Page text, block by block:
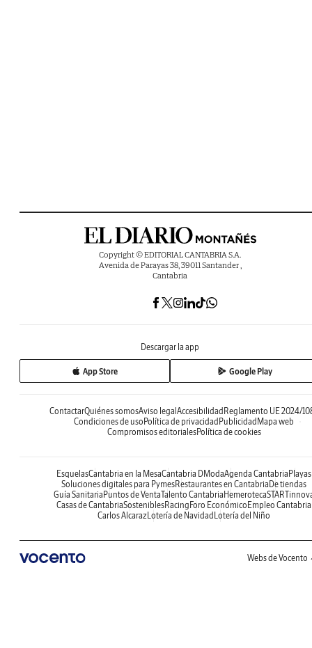
Copyright © EDITORIAL CANTABRIA S.A.
Avenida de Parayas 38, 39011 Santander ,
Cantabria
Descargar la app
App Store Google Play
ContactarQuiénes somosAviso legal Accesibilidad Reglamento UE 2024/
Condiciones de uso Política de privacidad Publicidad Mapa web
Compromisos editorialesPolítica de cookies
EsquelasCantabria en la MesaCantabria DModaAgenda Cantabria Playas
Soluciones digitales para PymesRestaurantes en Cantabria De tiendas
Guía Sanitaria Puntos de VentaTalento Cantabria Hemeroteca
Casas de CantabriaSosteniblesRacing Foro Económico Empleo Cantabria
Carlos AlcarazLotería de Navidad Lotería del Niño
Webs de Vocento